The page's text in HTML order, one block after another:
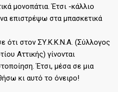
μονοπάτια. Έτσι -κάλλιο
επιστρέψω στα μπασκετικά
ότι στον ΣΥ.Κ.Κ.Ν.Α. (Σύλλογος
Αττικής) γίνονται
Έτσι, μέσα σε μια
κι αυτό το όνειρο!